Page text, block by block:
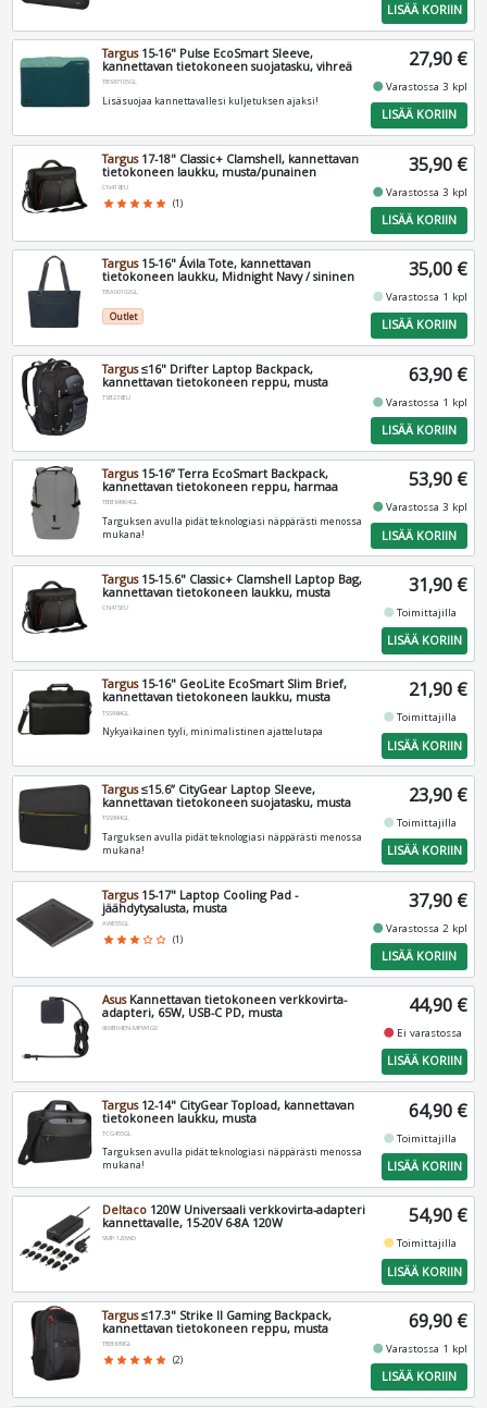
LISÄÄ KORIIN
Targus15-16" Pulse EcoSmart Sleeve,
kannettavan tietokoneen suojatasku, vihreä
TBS97105GL
Lisäsuojaa kannettavallesi kuljetuksen ajaksi!
27,90 €
fiber_manual_recordVarastossa 3 kpl
LISÄÄ KORIIN
Targus17-18" Classic+ Clamshell, kannettavan
tietokoneen laukku, musta/punainen
CN418EU
star star star star star (1)
35,90 €
fiber_manual_recordVarastossa 3 kpl
LISÄÄ KORIIN
Targus15-16" Ávila Tote, kannettavan
tietokoneen laukku, Midnight Navy / sininen
TBA00102GL
Outlet
35,00 €
fiber_manual_record Varastossa 1 kpl
LISÄÄ KORIIN
Targus≤16" Drifter Laptop Backpack,
kannettavan tietokoneen reppu, musta
TSB238EU
63,90 €
fiber_manual_recordVarastossa 1 kpl
LISÄÄ KORIIN
Targus15-16” Terra EcoSmart Backpack,
kannettavan tietokoneen reppu, harmaa
TBB64904GL
Targuksen avulla pidät teknologiasi näppärästi menossa
mukana!
53,90 €
fiber_manual_recordVarastossa 3 kpl
LISÄÄ KORIIN
Targus15-15.6" Classic+ Clamshell Laptop Bag,
kannettavan tietokoneen laukku, musta
CN415EU
31,90 €
fiber_manual_recordToimittajilla
LISÄÄ KORIIN
Targus15-16" GeoLite EcoSmart Slim Brief,
kannettavan tietokoneen laukku, musta
TSS984GL
Nykyaikainen tyyli, minimalistinen ajattelutapa
21,90 €
fiber_manual_recordToimittajilla
LISÄÄ KORIIN
Targus≤15.6” CityGear Laptop Sleeve,
kannettavan tietokoneen suojatasku, musta
TSS994GL
Targuksen avulla pidät teknologiasi näppärästi menossa
mukana!
23,90 €
fiber_manual_recordToimittajilla
LISÄÄ KORIIN
Targus15-17" Laptop Cooling Pad -
jäähdytysalusta, musta
AWE55GL
star star star star_border star_border (1)
37,90 €
fiber_manual_recordVarastossa 2 kpl
LISÄÄ KORIIN
AsusKannettavan tietokoneen verkkovirta-
adapteri, 65W, USB-C PD, musta
90XB04EN-MPW1G0
44,90 €
fiber_manual_record Ei varastossa
LISÄÄ KORIIN
Targus12-14" CityGear Topload, kannettavan
tietokoneen laukku, musta
TCG455GL
Targuksen avulla pidät teknologiasi näppärästi menossa
mukana!
64,90 €
fiber_manual_recordToimittajilla
LISÄÄ KORIIN
Deltaco 120W Universaali verkkovirta-adapteri
kannettavalle, 15-20V 6-8A 120W
SMP-120WD
54,90 €
fiber_manual_recordToimittajilla
LISÄÄ KORIIN
Targus≤17.3" Strike II Gaming Backpack,
kannettavan tietokoneen reppu, musta
TBB639GL
star star star star star (2)
69,90 €
fiber_manual_recordVarastossa 1 kpl
LISÄÄ KORIIN